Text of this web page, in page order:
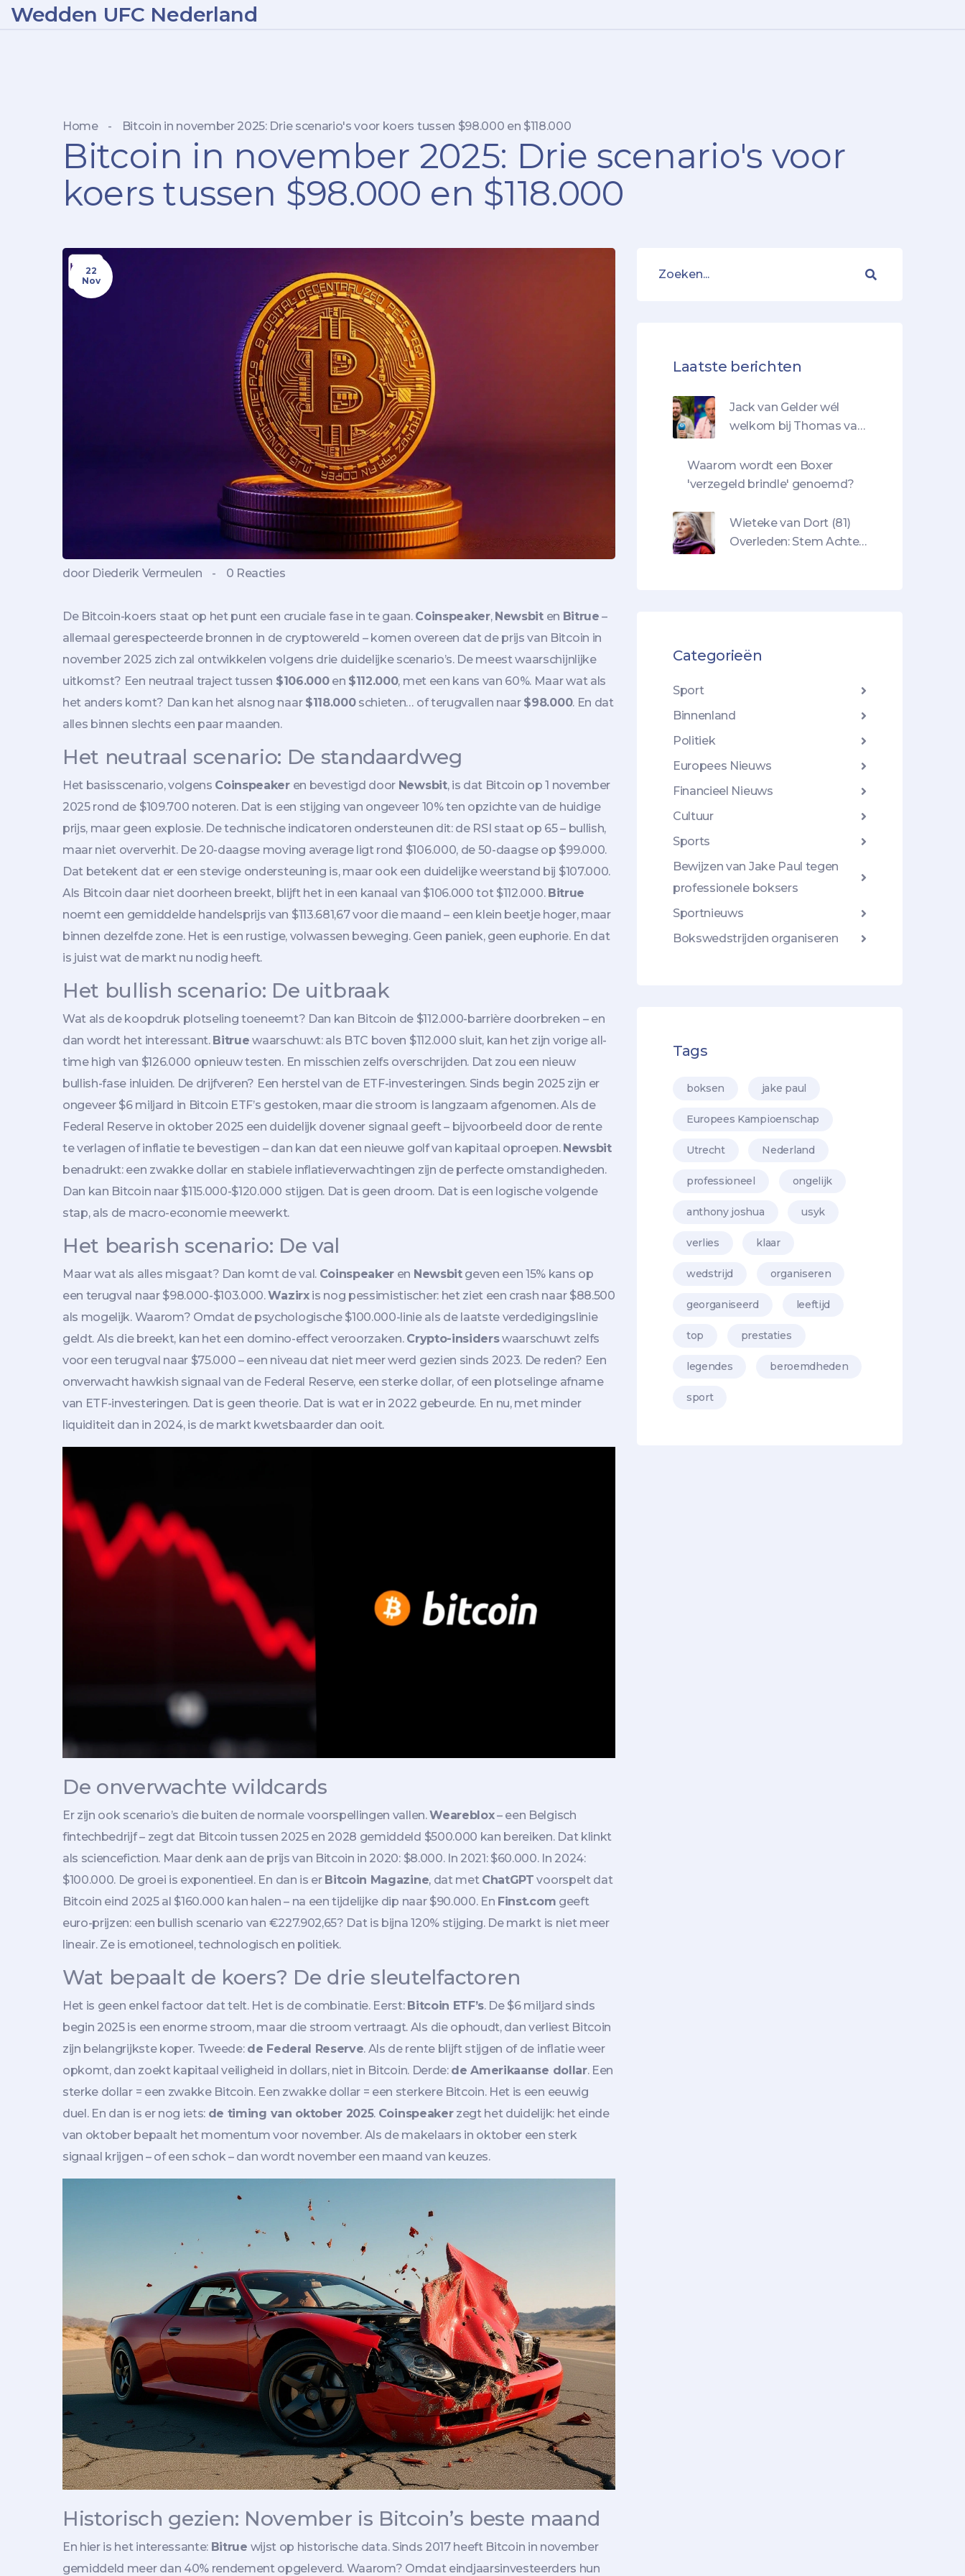
Wedden UFC Nederland
Home - Bitcoin in november 2025: Drie scenario's voor koers tussen $98.000 en $118.000
Bitcoin in november 2025: Drie scenario's voor
koers tussen $98.000 en $118.000
22
Nov
door Diederik Vermeulen - 0 Reacties
De Bitcoin-koers staat op het punt een cruciale fase in te gaan. Coinspeaker, Newsbiten Bitrue –
allemaal gerespecteerde bronnen in de cryptowereld – komen overeen dat de prijs van Bitcoin in
november 2025 zich zal ontwikkelen volgens drie duidelijke scenario’s. De meest waarschijnlijke
uitkomst? Een neutraal traject tussen $106.000en $112.000, met een kans van 60%. Maar wat als
het anders komt? Dan kan het alsnog naar $118.000schieten… of terugvallen naar $98.000. En dat
alles binnen slechts een paar maanden.
Het neutraal scenario: De standaardweg
Het basisscenario, volgens Coinspeakeren bevestigd door Newsbit, is dat Bitcoin op 1 november
2025 rond de $109.700 noteren. Dat is een stijging van ongeveer 10% ten opzichte van de huidige
prijs, maar geen explosie. De technische indicatoren ondersteunen dit: de RSI staat op 65 – bullish,
maar niet oververhit. De 20-daagse moving average ligt rond $106.000, de 50-daagse op $99.000.
Dat betekent dat er een stevige ondersteuning is, maar ook een duidelijke weerstand bij $107.000.
Als Bitcoin daar niet doorheen breekt, blijft het in een kanaal van $106.000 tot $112.000. Bitrue
noemt een gemiddelde handelsprijs van $113.681,67 voor die maand – een klein beetje hoger, maar
binnen dezelfde zone. Het is een rustige, volwassen beweging. Geen paniek, geen euphorie. En dat
is juist wat de markt nu nodig heeft.
Het bullish scenario: De uitbraak
Wat als de koopdruk plotseling toeneemt? Dan kan Bitcoin de $112.000-barrière doorbreken – en
dan wordt het interessant. Bitrue waarschuwt: als BTC boven $112.000 sluit, kan het zijn vorige all-
time high van $126.000 opnieuw testen. En misschien zelfs overschrijden. Dat zou een nieuw
bullish-fase inluiden. De drijfveren? Een herstel van de ETF-investeringen. Sinds begin 2025 zijn er
ongeveer $6 miljard in Bitcoin ETF’s gestoken, maar die stroom is langzaam afgenomen. Als de
Federal Reserve in oktober 2025 een duidelijk dovener signaal geeft – bijvoorbeeld door de rente
te verlagen of inflatie te bevestigen – dan kan dat een nieuwe golf van kapitaal oproepen. Newsbit
benadrukt: een zwakke dollar en stabiele inflatieverwachtingen zijn de perfecte omstandigheden.
Dan kan Bitcoin naar $115.000-$120.000 stijgen. Dat is geen droom. Dat is een logische volgende
stap, als de macro-economie meewerkt.
Het bearish scenario: De val
Maar wat als alles misgaat? Dan komt de val. Coinspeaker en Newsbitgeven een 15% kans op
een terugval naar $98.000-$103.000.Wazirxis nog pessimistischer: het ziet een crash naar $88.500
als mogelijk. Waarom? Omdat de psychologische $100.000-linie als de laatste verdedigingslinie
geldt. Als die breekt, kan het een domino-effect veroorzaken. Crypto-insiderswaarschuwt zelfs
voor een terugval naar $75.000 – een niveau dat niet meer werd gezien sinds 2023. De reden? Een
onverwacht hawkish signaal van de Federal Reserve, een sterke dollar, of een plotselinge afname
van ETF-investeringen. Dat is geen theorie. Dat is wat er in 2022 gebeurde. En nu, met minder
liquiditeit dan in 2024, is de markt kwetsbaarder dan ooit.
De onverwachte wildcards
Er zijn ook scenario’s die buiten de normale voorspellingen vallen.Weareblox– een Belgisch
fintechbedrijf – zegt dat Bitcoin tussen 2025 en 2028 gemiddeld $500.000 kan bereiken. Dat klinkt
als sciencefiction. Maar denk aan de prijs van Bitcoin in 2020: $8.000. In 2021: $60.000. In 2024:
$100.000. De groei is exponentieel. En dan is er Bitcoin Magazine, dat met ChatGPT voorspelt dat
Bitcoin eind 2025 al $160.000 kan halen – na een tijdelijke dip naar $90.000. En Finst.com geeft
euro-prijzen: een bullish scenario van €227.902,65? Dat is bijna 120% stijging. De markt is niet meer
lineair. Ze is emotioneel, technologisch en politiek.
Wat bepaalt de koers? De drie sleutelfactoren
Het is geen enkel factoor dat telt. Het is de combinatie. Eerst: Bitcoin ETF’s. De $6 miljard sinds
begin 2025 is een enorme stroom, maar die stroom vertraagt. Als die ophoudt, dan verliest Bitcoin
zijn belangrijkste koper. Tweede: de Federal Reserve. Als de rente blijft stijgen of de inflatie weer
opkomt, dan zoekt kapitaal veiligheid in dollars, niet in Bitcoin. Derde: de Amerikaanse dollar. Een
sterke dollar = een zwakke Bitcoin. Een zwakke dollar = een sterkere Bitcoin. Het is een eeuwig
duel. En dan is er nog iets: de timing van oktober 2025. Coinspeakerzegt het duidelijk: het einde
van oktober bepaalt het momentum voor november. Als de makelaars in oktober een sterk
signaal krijgen – of een schok – dan wordt november een maand van keuzes.
Historisch gezien: November is Bitcoin’s beste maand
En hier is het interessante: Bitrue wijst op historische data. Sinds 2017 heeft Bitcoin in november
gemiddeld meer dan 40% rendement opgeleverd. Waarom? Omdat eindjaarsinvesteerders hun
Laatste berichten
Jack van Gelder wél
welkom bij Thomas van
kermis
Waarom wordt een Boxer
'verzegeld brindle' genoemd?
Wieteke van Dort (81)
Overleden: Stem Achter
Categorieën
Sport
Binnenland
Politiek
Europees Nieuws
Financieel Nieuws
Cultuur
Sports
Bewijzen van Jake Paul tegen
professionele boksers
Sportnieuws
Bokswedstrijden organiseren
Tags
boksen jake paul
Europees Kampioenschap
Utrecht Nederland
professioneel ongelijk
anthony joshua usyk
verlies klaar
wedstrijd organiseren
georganiseerd leeftijd
top prestaties
legendes beroemdheden
sport